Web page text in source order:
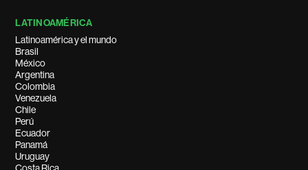
LATINOAMÉRICA
Latinoamérica y el mundo
Brasil
México
Argentina
Colombia
Venezuela
Chile
Perú
Ecuador
Panamá
Uruguay